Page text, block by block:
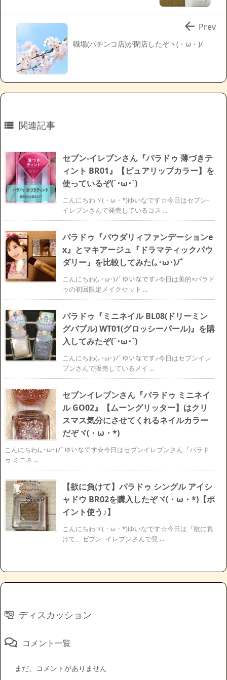
職場(パチンコ店)が閉店したぞヽ(・ω・)/
 Prev
 関連記事
セブン-イレブンさん『パラドゥ 薄づきテ
ィント BR01』【ピュアリップカラー】を
使っているぞ(`･ω･´)ゞ
こんにちわヾ(・ω・*)ゆいなです☆今日はセブン-
イレブンさんで発売しているコス ...
パラドゥ『パウダリィファンデーションe
x』とマキアージュ『ドラマティックパウ
ダリー』を比較してみた(｡･ω･)ﾉﾞ
こんにちわ(｡･ω･)ﾉﾞゆいなです♪今日は美的×パラド
ゥの初回限定メイクセット ...
パラドゥ『ミニネイル BL08(ドリーミン
グバブル) WT01(グロッシーパール)』を購
入してみたぞ(`･ω･´)ゞ
こんにちわ(｡･ω･)ﾉﾞゆいなです♪今日はセブンイレ
ブンさんで販売しているメイ ...
セブンイレブンさん『パラドゥ ミニネイ
ル GO02』【ムーングリッター】はクリ
スマス気分にさせてくれるネイルカラー
だぞヾ(・ω・*)
こんにちわ(｡･ω･)ﾉﾞゆいなです☆今日はセブンイレブンさん『パラド
ゥ ミニネ ...
【欲に負けて】パラドゥ シングル アイシ
ャドウ BR02を購入したぞヾ(・ω・*)【ポ
イント使う♪】
こんにちわヾ(・ω・*)ゆいなです☆今日は『欲に負
けて、ゼブンｰイレブンさんで発 ...
ディスカッション
コメント一覧
まだ、コメントがありません